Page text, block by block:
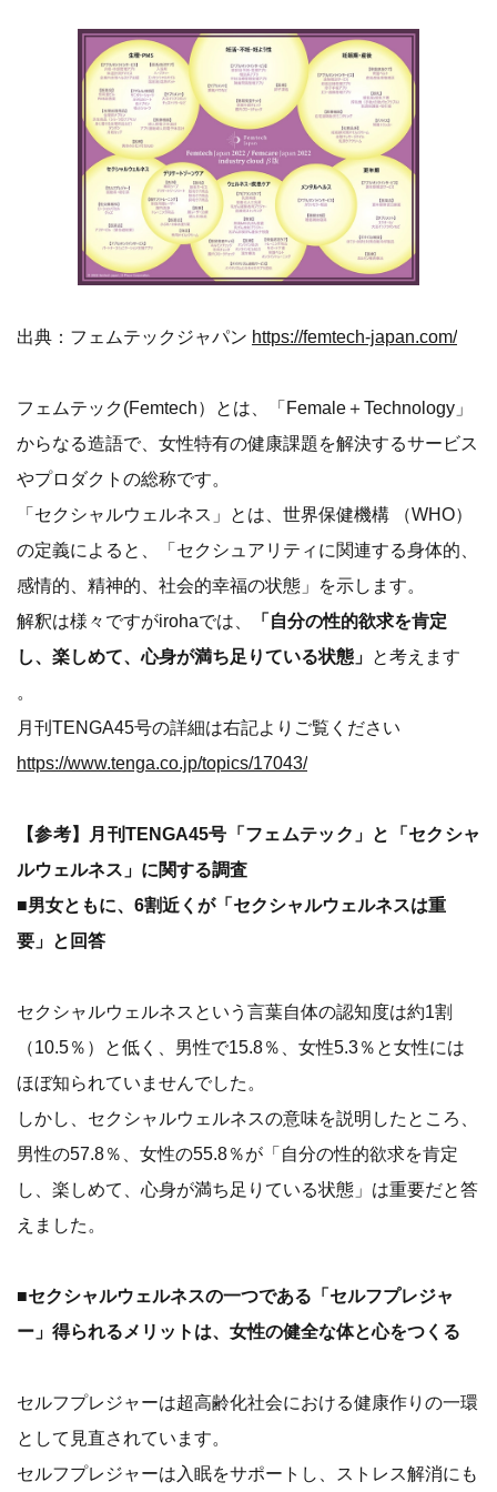
出典：フェムテックジャパン https://femtech-japan.com/
フェムテック(Femtech）とは、「Female＋Technology」
からなる造語で、女性特有の健康課題を解決するサービス
やプロダクトの総称です。
「セクシャルウェルネス」とは、世界保健機構 （WHO）
の定義によると、「セクシュアリティに関連する身体的、
感情的、精神的、社会的幸福の状態」を示します。
解釈は様々ですがirohaでは、
「自分の性的欲求を肯定
し、楽しめて、心身が満ち足りている状態」 と考えます
。
月刊TENGA45号の詳細は右記よりご覧ください
https://www.tenga.co.jp/topics/17043/
【参考】月刊TENGA45号「フェムテック」と「セクシャ
ルウェルネス」に関する調査
■男女ともに、6割近くが「セクシャルウェルネスは重
要」と回答
セクシャルウェルネスという言葉自体の認知度は約1割
（10.5％）と低く、男性で15.8％、女性5.3％と女性には
ほぼ知られていませんでした。
しかし、セクシャルウェルネスの意味を説明したところ、
男性の57.8％、女性の55.8％が「自分の性的欲求を肯定
し、楽しめて、心身が満ち足りている状態」は重要だと答
えました。
■セクシャルウェルネスの一つである「セルフプレジャ
ー」得られるメリットは、女性の健全な体と心をつくる
セルフプレジャーは超高齢化社会における健康作りの一環
として見直されています。
セルフプレジャーは入眠をサポートし、ストレス解消にも